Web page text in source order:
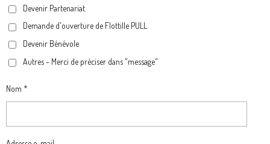
M
Devenir Partenariat
Demande d'ouverture de Flottille PULL
Devenir Bénévole
Autres - Merci de préciser dans "message"
Nom *